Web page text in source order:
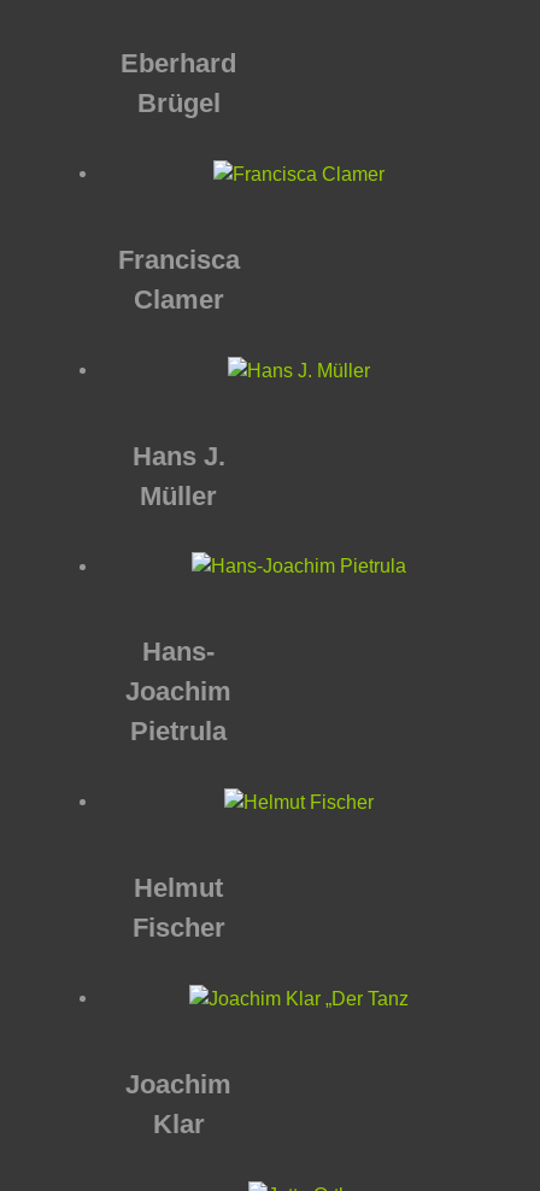
Eberhard
Brügel
Francisca
Clamer
Hans J.
Müller
Hans-
Joachim
Pietrula
Helmut
Fischer
Joachim
Klar